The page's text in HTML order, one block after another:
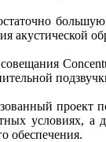
акустической
проект
условиях, а
обеспечения.